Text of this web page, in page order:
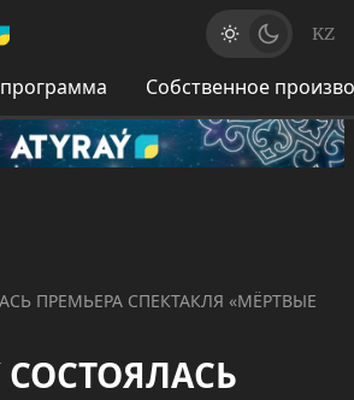
KZ
Собственное
ПРЕМЬЕРА СПЕКТАКЛЯ «МЁРТВЫЕ
СОСТОЯЛАСЬ